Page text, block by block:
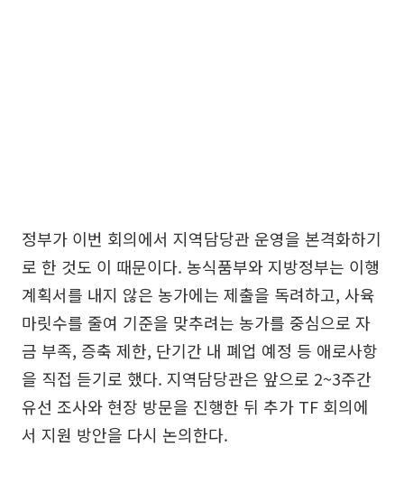
정부가 이번 회의에서 지역담당관 운영을 본격화하기
로 한 것도 이 때문이다. 농식품부와 지방정부는 이행
계획서를 내지 않은 농가에는 제출을 독려하고, 사육
마릿수를 줄여 기준을 맞추려는 농가를 중심으로 자
금 부족, 증축 제한, 단기간 내 폐업 예정 등 애로사항
을 직접 듣기로 했다. 지역담당관은 앞으로 2~3주간
유선 조사와 현장 방문을 진행한 뒤 추가 TF 회의에
서 지원 방안을 다시 논의한다.